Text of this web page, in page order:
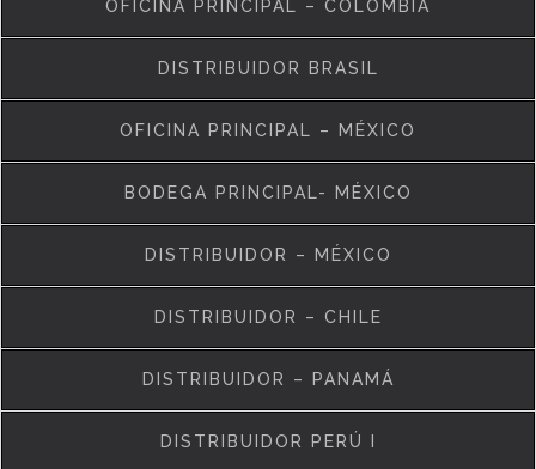
OFICINA PRINCIPAL – COLOMBIA
DISTRIBUIDOR BRASIL
OFICINA PRINCIPAL – MÉXICO
BODEGA PRINCIPAL- MÉXICO
DISTRIBUIDOR – MÉXICO
DISTRIBUIDOR – CHILE
DISTRIBUIDOR – PANAMÁ
DISTRIBUIDOR PERÚ I